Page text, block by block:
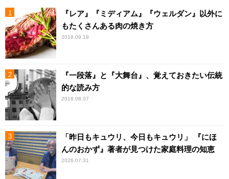
『レア』『ミディアム』『ウェルダン』以外に
もたくさんある肉の焼き方
2018.09.19
『一段落』と『大舞台』、覚えておきたい伝統
的な読み方
2018.08.07
「昨日もキュウリ、今日もキュウリ」 『にほ
んのおかず』著者が見つけた家庭料理の知恵
2026.07.31